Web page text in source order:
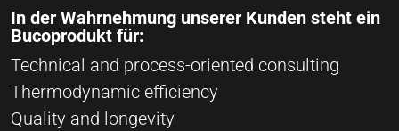
In der Wahrnehmung unserer Kunden steht ein
Bucoprodukt für:
Technical and process-oriented consulting
Thermodynamic efficiency
Quality and longevity